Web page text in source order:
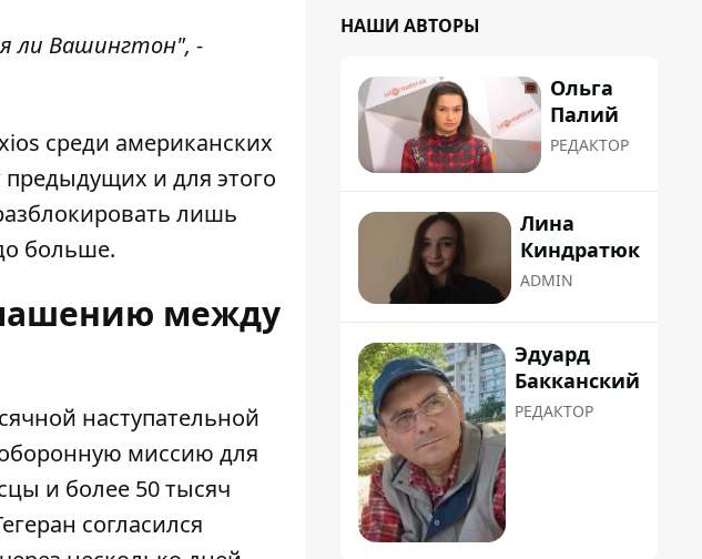
ли Вашингтон", -
среди американских
и для этого
лишь
больше.
между
наступательной
миссию для
и более 50 тысяч
согласился
НАШИ АВТОРЫ
Ольга
Палий
РЕДАКТОР
Лина
Киндратюк
ADMIN
Эдуард
Бакканский
РЕДАКТОР